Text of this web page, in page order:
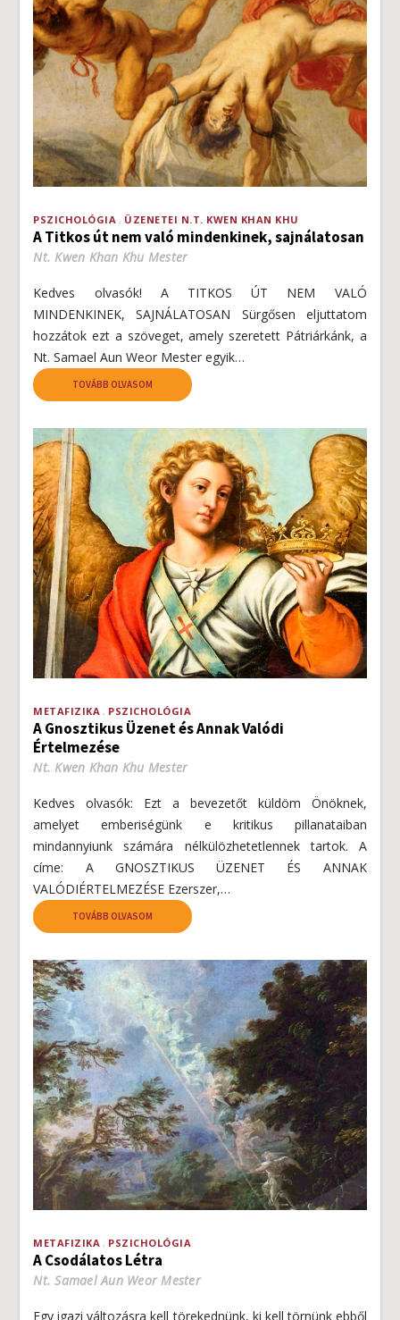
PSZICHOLÓGIA ÜZENETEI N.T. KWEN KHAN KHU
A Titkos út nem való mindenkinek, sajnálatosan
Nt. Kwen Khan Khu Mester
Kedves olvasók! A TITKOS ÚT NEM VALÓ
MINDENKINEK, SAJNÁLATOSAN Sürgősen eljuttatom
hozzátok ezt a szöveget, amely szeretett Pátriárkánk, a
Nt. Samael Aun Weor Mester egyik…
TOVÁBB OLVASOM
METAFIZIKA PSZICHOLÓGIA
A Gnosztikus Üzenet és Annak Valódi
Értelmezése
Nt. Kwen Khan Khu Mester
Kedves olvasók: Ezt a bevezetőt küldöm Önöknek,
amelyet emberiségünk e kritikus pillanataiban
mindannyiunk számára nélkülözhetetlennek tartok. A
címe: A GNOSZTIKUS ÜZENET ÉS ANNAK
VALÓDIÉRTELMEZÉSE Ezerszer,…
TOVÁBB OLVASOM
METAFIZIKA PSZICHOLÓGIA
A Csodálatos Létra
Nt. Samael Aun Weor Mester
Egy igazi változásra kell törekednünk, ki kell törnünk ebből